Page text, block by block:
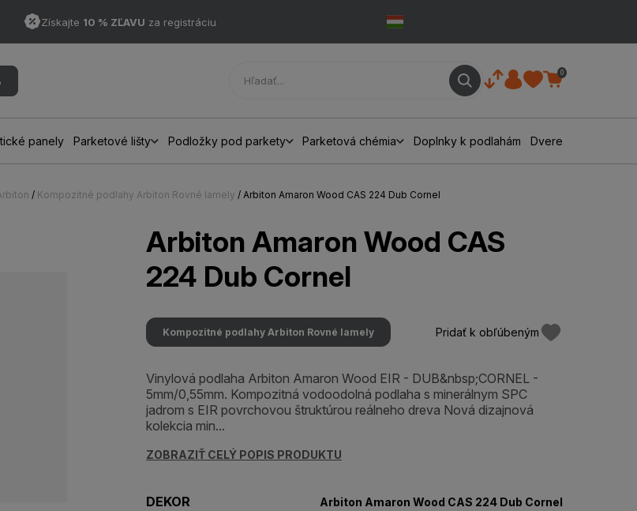
Získajte 10 % ZĽAVU za registráciu
0
panely Parketové lišty Podložky pod parkety Parketová chémia Doplnky k podlahám Dvere
/ Kompozitné podlahy Arbiton Rovné lamely / Arbiton Amaron Wood CAS 224 Dub Cornel
Arbiton Amaron Wood CAS
224 Dub Cornel
Kompozitné podlahy Arbiton Rovné lamely Pridať k obľúbeným
Vinylová podlaha Arbiton Amaron Wood EIR - DUB&nbsp;CORNEL -
5mm/0,55mm. Kompozitná vodoodolná podlaha s minerálnym SPC
jadrom s EIR povrchovou štruktúrou reálneho dreva Nová dizajnová
kolekcia min...
ZOBRAZIŤ CELÝ POPIS PRODUKTU
DEKOR Arbiton Amaron Wood CAS 224 Dub Cornel